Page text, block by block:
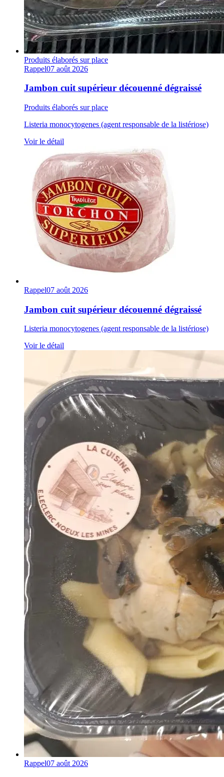
Produits élaborés sur place
Rappel07 août 2026
Jambon cuit supérieur découenné dégraissé
Produits élaborés sur place
Listeria monocytogenes (agent responsable de la listériose)
Voir le détail
Rappel07 août 2026
Jambon cuit supérieur découenné dégraissé
Listeria monocytogenes (agent responsable de la listériose)
Voir le détail
Rappel07 août 2026